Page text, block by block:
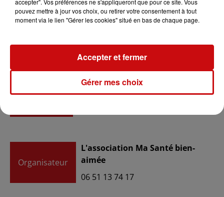
au30 septembre 2023 à 19h00
du1er octobre 2023 à 10h00
au1er octobre 2023 à 18h00
Organisateur
L'association Ma Santé bien-
aimée
06 51 13 74 17
pouvez mettre à jour vos choix, ou retirer votre consentement à tout
moment via le lien "Gérer les cookies" situé en bas de chaque page.
Gérer mes choix
Accepter et fermer